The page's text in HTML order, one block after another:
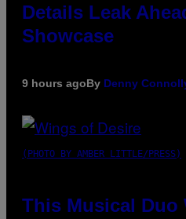
Details Leak
Showcase
9 hours agoBy Denny
(PHOTO BY AMBER LITTLE/PRESS)
This Musical Duo